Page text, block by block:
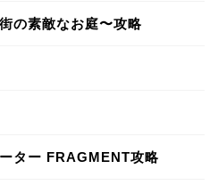
の素敵なお庭〜攻略
ター FRAGMENT攻略